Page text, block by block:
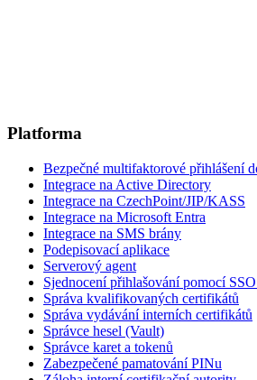
Platforma
Bezpečné multifaktorové přihlášení
Integrace na Active Directory
Integrace na CzechPoint/JIP/KASS
Integrace na Microsoft Entra
Integrace na SMS brány
Podepisovací aplikace
Serverový agent
Sjednocení přihlašování pomocí
Správa kvalifikovaných certifikátů
Správa vydávání interních certifikátů
Správce hesel (Vault)
Správce karet a tokenů
Zabezpečené pamatování PINu